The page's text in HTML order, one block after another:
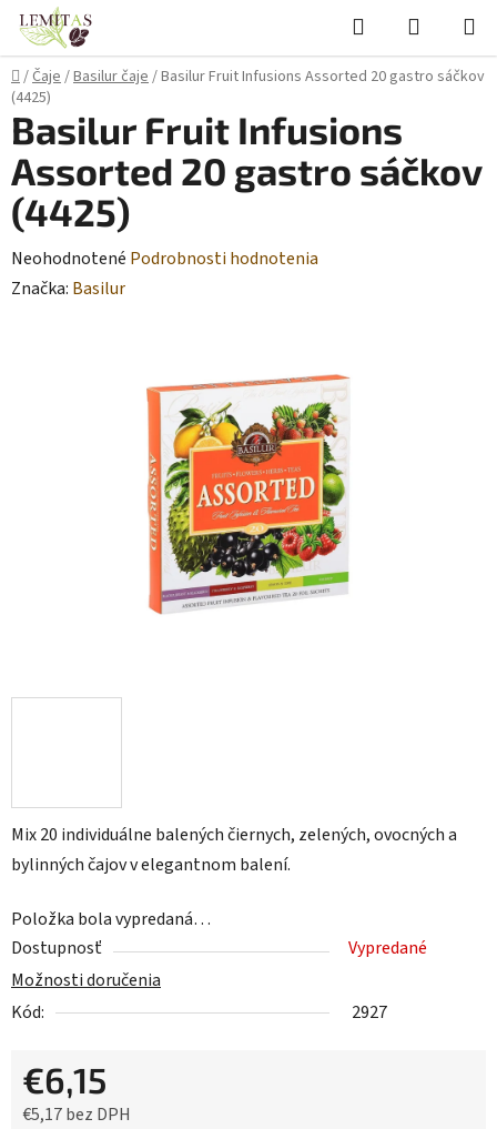
Prejsť
obsah
Hľadať
KOŠÍK
Domov
/Čaje/Basilur čaje/Basilur Fruit Infusions Assorted 20 gastro sáčkov
(4425)
Mix 20 individuálne balených čiernych, zelených, ovocných a
bylinných čajov v elegantnom balení.
Položka bola vypredaná…
Dostupnosť
Vypredané
Možnosti doručenia
Kód:
2927
€6,15
€5,17 bez DPH
Basilur Fruit Infusions
Assorted 20 gastro sáčkov
(4425)
Priemerné
hodnotenie
Neohodnotené Podrobnosti hodnotenia
Značka: Basilur